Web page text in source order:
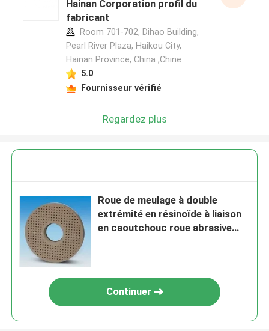
Hainan Corporation profil du
fabricant
Room 701-702, Dihao Building,
Pearl River Plaza, Haikou City,
Hainan Province, China ,Chine
5.0
Fournisseur vérifié
Regardez plus
Roue de meulage à double
extrémité en résinoïde à liaison
en caoutchouc roue abrasive
Continuer